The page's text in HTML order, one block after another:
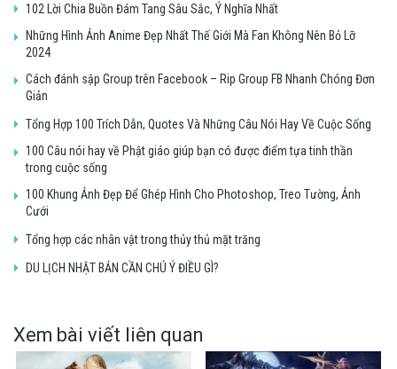
102 Lời Chia Buồn Đám Tang Sâu Sắc, Ý Nghĩa Nhất
Những Hình Ảnh Anime Đẹp Nhất Thế Giới Mà Fan Không Nên Bỏ Lỡ
2024
Cách đánh sập Group trên Facebook – Rip Group FB Nhanh Chóng Đơn
Giản
Tổng Hợp 100 Trích Dẫn, Quotes Và Những Câu Nói Hay Về Cuộc Sống
100 Câu nói hay về Phật giáo giúp bạn có được điểm tựa tinh thần
trong cuộc sống
100 Khung Ảnh Đẹp Để Ghép Hình Cho Photoshop, Treo Tường, Ảnh
Cưới
Tổng hợp các nhân vật trong thủy thủ mặt trăng
DU LỊCH NHẬT BẢN CẦN CHÚ Ý ĐIỀU GÌ?
Xem bài viết liên quan